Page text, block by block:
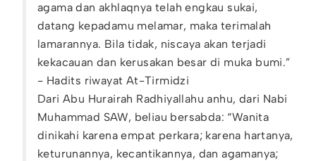
agama dan akhlaqnya telah engkau sukai,
datang kepadamu melamar, maka terimalah
lamarannya. Bila tidak, niscaya akan terjadi
kekacauan dan kerusakan besar di muka bumi.”
- Hadits riwayat At-Tirmidzi
Dari Abu Hurairah Radhiyallahu anhu, dari Nabi
Muhammad SAW, beliau bersabda: “Wanita
dinikahi karena empat perkara; karena hartanya,
keturunannya, kecantikannya, dan agamanya;